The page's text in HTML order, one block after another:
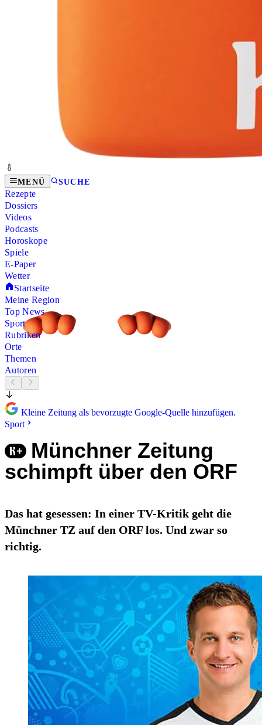
MENÜ SUCHE
Rezepte
Dossiers
Videos
Podcasts
Horoskope
Spiele
E-Paper
Wetter
Startseite
Meine Region
Top News
Sport
Rubriken
Orte
Themen
Autoren
Kleine Zeitung als bevorzugte Google-Quelle hinzufügen.
Sport
Münchner Zeitung
schimpft über den ORF
Das hat gesessen: In einer TV-Kritik geht die
Münchner TZ auf den ORF los. Und zwar so
richtig.